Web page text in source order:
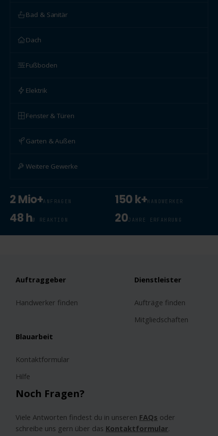
Bad & Sanitär
Dach
Fußboden
Elektrik
Fenster & Türen
Garten & Außen
Weitere Gewerke
2 Mio+ANFRAGEN 150 k+HANDWERKER
48 hØ REAKTION 20JAHRE ERFAHRUNG
Noch Fragen?
Viele Antworten findest du in unseren FAQs oder
schreibe uns gern über das Kontaktformular.
Auftraggeber
Handwerker finden
Dienstleister
Aufträge finden
Mitgliedschaften
Blauarbeit
Kontaktformular
Hilfe